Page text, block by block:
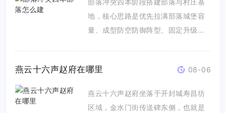
部落冲突四本阶段搭建部落与村庄基
地，核心思路是优先拉满部落城堡容
量、成型防空防御阵型、固定升级顺
燕云十六声赵府在哪里 08-06
燕云十六声赵府坐落于开封城寿昌坊
区域，金水门街传送碑东侧，也就是